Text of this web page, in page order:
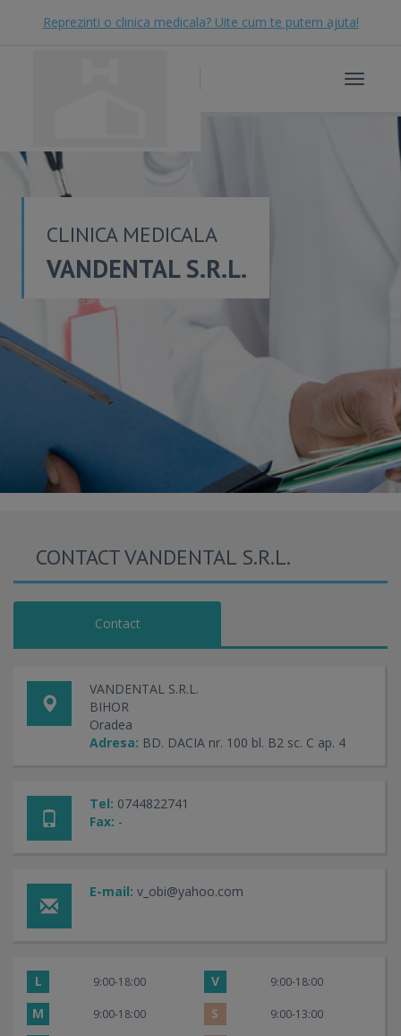
Reprezinti o clinica medicala? Uite cum te putem ajuta!
Toggle
CLINICA MEDICALA
VANDENTAL S.R.L.
CONTACT VANDENTAL S.R.L.
Contact
VANDENTAL S.R.L.
BIHOR
Oradea
Adresa: BD. DACIA nr. 100 bl. B2 sc. C ap. 4
Tel: 0744822741
Fax: -
E-mail: v_obi@yahoo.com
L 9:00-18:00 V 9:00-18:00
M 9:00-18:00 S 9:00-13:00